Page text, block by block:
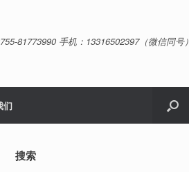
81773990 手机：13316502397（微信同号）
们
搜索